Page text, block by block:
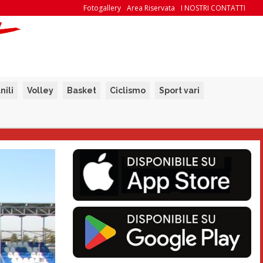
I NOSTRI CONTATTI
Area Riservata
Fotogallery
Volley Basket Ciclismo Sport vari